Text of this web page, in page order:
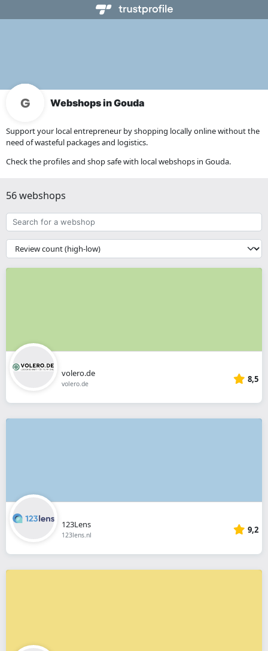
Webshops in Gouda
Support your local entrepreneur by shopping locally online without the
need of wasteful packages and logistics.
Check the profiles and shop safe with local webshops in Gouda.
56 webshops
Search
for
a
webshop
{{
__('Sort')
}}
volero.de
volero.de 8,5
123Lens
123lens.nl 9,2